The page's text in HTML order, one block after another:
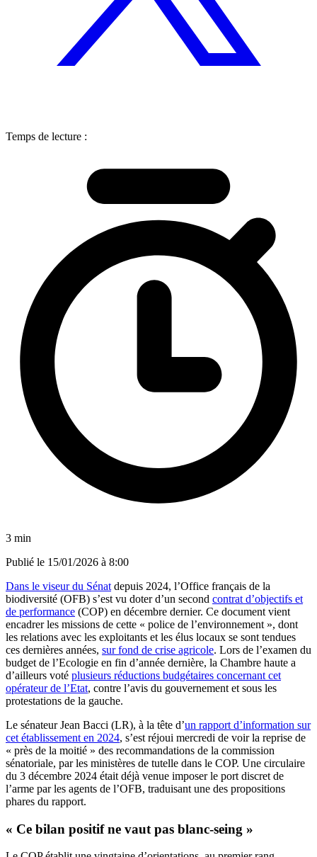
Temps de lecture :
3 min
Publié le 15/01/2026 à 8:00
Dans le viseur du Sénat depuis 2024, l’Office français de la
biodiversité (OFB) s’est vu doter d’un second contrat d’objectifs et
de performance (COP) en décembre dernier. Ce document vient
encadrer les missions de cette « police de l’environnement », dont
les relations avec les exploitants et les élus locaux se sont tendues
ces dernières années, sur fond de crise agricole. Lors de l’examen du
budget de l’Ecologie en fin d’année dernière, la Chambre haute a
d’ailleurs voté plusieurs réductions budgétaires concernant cet
opérateur de l’Etat, contre l’avis du gouvernement et sous les
protestations de la gauche.
Le sénateur Jean Bacci (LR), à la tête d’un rapport d’information sur
cet établissement en 2024, s’est réjoui mercredi de voir la reprise de
« près de la moitié » des recommandations de la commission
sénatoriale, par les ministères de tutelle dans le COP. Une circulaire
du 3 décembre 2024 était déjà venue imposer le port discret de
l’arme par les agents de l’OFB, traduisant une des propositions
phares du rapport.
« Ce bilan positif ne vaut pas blanc-seing »